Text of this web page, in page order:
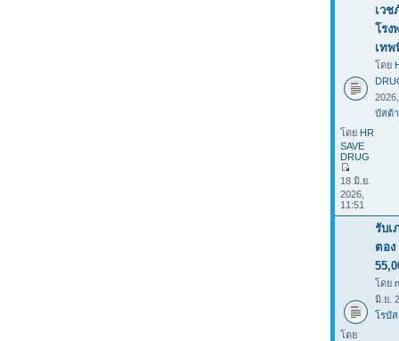
เว
โรง
เท
โดย
บัสต้า
โดย HR
SAVE
DRUG
18 มิ.ย.
2026,
11:51
รับเ
ตอง
โดย
มิ.ย.
โรบั
โดย